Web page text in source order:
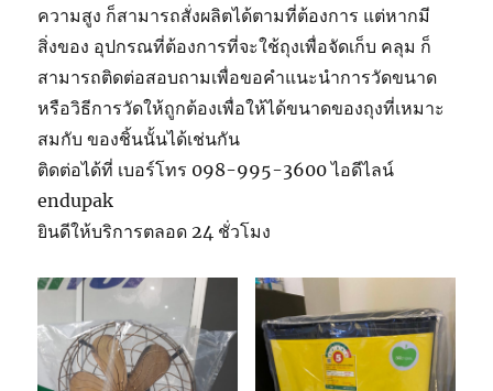
ความสูง ก็สามารถสั่งผลิตได้ตามที่ต้องการ แต่หากมี
สิ่งของ อุปกรณที่ต้องการที่จะใช้ถุงเพื่อจัดเก็บ คลุม ก็
สามารถติดต่อสอบถามเพื่อขอคำแนะนำการวัดขนาด
หรือวิธีการวัดให้ถูกต้องเพื่อให้ได้ขนาดของถุงที่เหมาะ
สมกับ ของชิ้นนั้นได้เช่นกัน
ติดต่อได้ที่ เบอร์โทร 098-995-3600 ไอดีไลน์
endupak
ยินดีให้บริการตลอด 24 ชั่วโมง